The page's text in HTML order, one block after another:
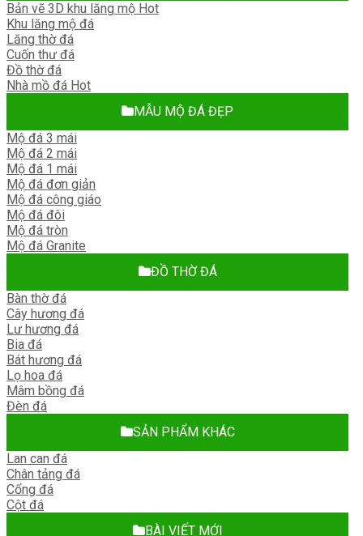
Bản vẽ 3D khu lăng mộ
Khu lăng mộ đá
Lăng thờ đá
Cuốn thư đá
Đồ thờ đá
Nhà mồ đá
MẪU MỘ ĐÁ ĐẸP
Mộ đá 3 mái
Mộ đá 2 mái
Mộ đá 1 mái
Mộ đá đơn giản
Mộ đá công giáo
Mộ đá đôi
Mộ đá tròn
Mộ đá Granite
ĐỒ THỜ ĐÁ
Bàn thờ đá
Cây hương đá
Lư hương đá
Bia đá
Bát hương đá
Lọ hoa đá
Mâm bồng đá
Đèn đá
SẢN PHẨM KHÁC
Lan can đá
Chân tảng đá
Cổng đá
Cột đá
BÀI VIẾT MỚI